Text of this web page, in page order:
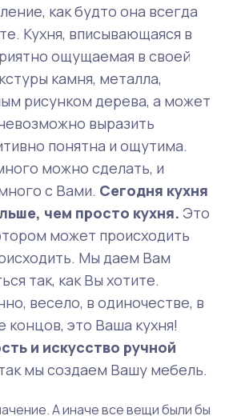
как будто она всегда
Кухня, вписывающаяся в
ощущаемая в своей
камня, металла,
рисунком дерева, а может
выразить
понятна и ощутима.
можно сделать, и
с Вами. Сегодня кухня
чем просто кухня. Это
может происходить
Мы даем Вам
так, как Вы хотите.
весело, в одиночестве, в
концов, это Ваша кухня!
и искусство ручной
мы создаем Вашу мебель.
А иначе все вещи были бы